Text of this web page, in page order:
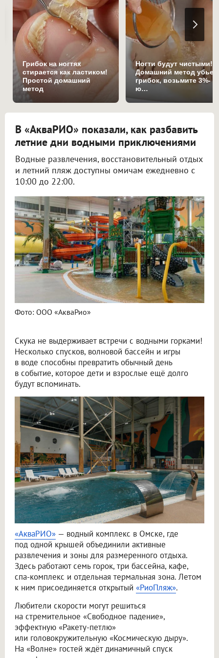
Грибок на ногтях
стирается как ластиком!
Простой домашний
метод
Ногти будут чистыми!
Домашний метод убьет
грибок, возьмите 3%-
ю…
В «АкваРИО» показали, как разбавить
летние дни водными приключениями
Водные развлечения, восстановительный отдых
и летний пляж доступны омичам ежедневно с
10:00 до 22:00.
Фото: ООО «АкваРио»
Скука не выдерживает встречи с водными горками!
Несколько спусков, волновой бассейн и игры
в воде способны превратить обычный день
в событие, которое дети и взрослые ещё долго
будут вспоминать.
«АкваРИО» — водный комплекс в Омске, где
под одной крышей объединили активные
развлечения и зоны для размеренного отдыха.
Здесь работают семь горок, три бассейна, кафе,
спа-комплекс и отдельная термальная зона. Летом
к ним присоединяется открытый «РиоПляж».
Любители скорости могут решиться
на стремительное «Свободное падение»,
эффектную «Ракету-петлю»
или головокружительную «Космическую дыру».
На «Волне» гостей ждёт динамичный спуск